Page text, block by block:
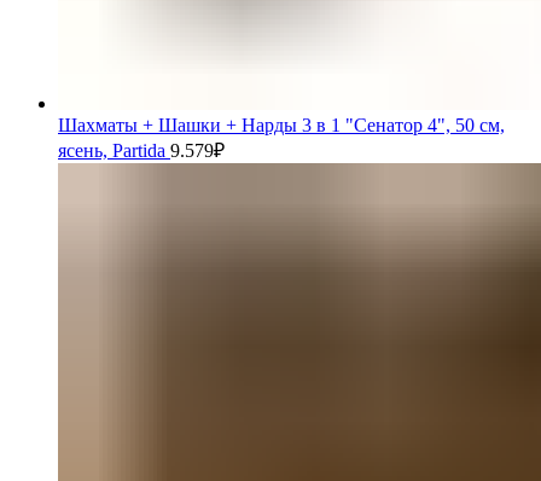
Шахматы + Шашки + Нарды 3 в 1 "Сенатор 4", 50 см,
ясень, Partida 9.579₽